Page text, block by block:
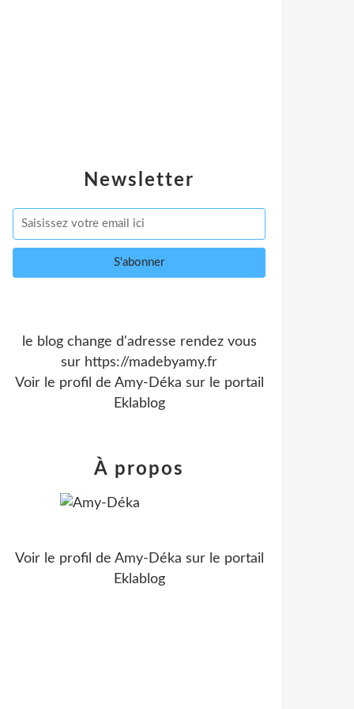
Newsletter
le blog change d'adresse rendez vous
sur https://madebyamy.fr
Voir le profil de Amy-Déka sur le portail
Eklablog
À propos
Voir le profil de Amy-Déka sur le portail
Eklablog